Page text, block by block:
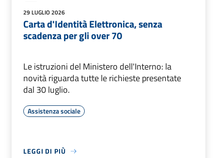
29 LUGLIO 2026
Carta d'Identità Elettronica, senza
scadenza per gli over 70
Le istruzioni del Ministero dell'Interno: la
novità riguarda tutte le richieste presentate
dal 30 luglio.
Assistenza sociale
LEGGI DI PIÙ